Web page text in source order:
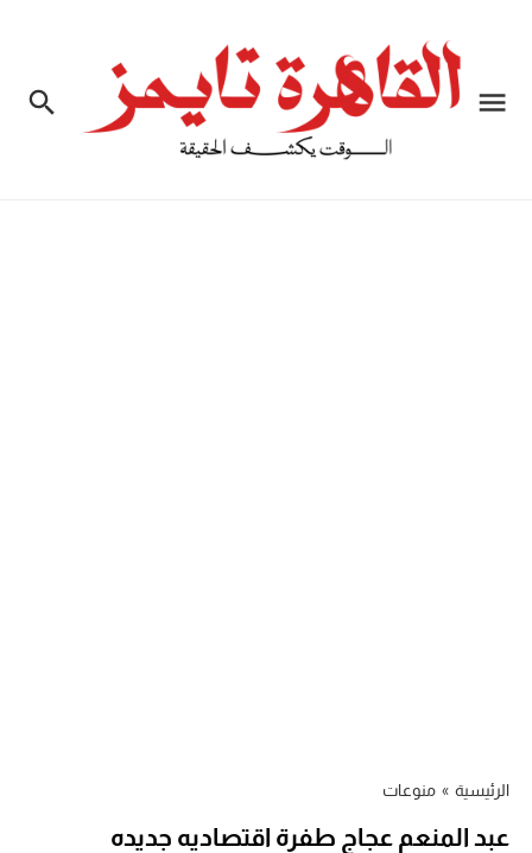
الرئيسية » منوعات
عبد المنعم عجاج طفرة اقتصاديه جديده